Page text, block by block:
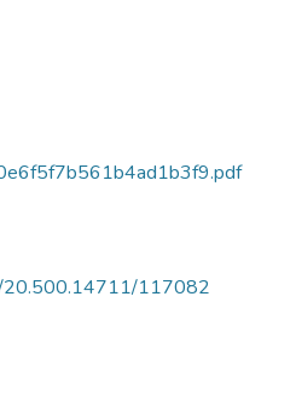
20.500.14711/117082